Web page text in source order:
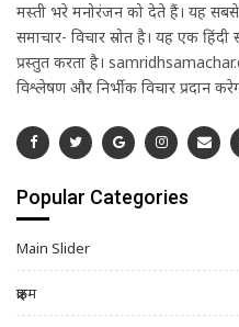
मस्ती भरे मनोरंजन को देते हैं। यह
समाचार- विचार स्रोत है। यह एक हिंदी
प्रस्तुत करता है।
विश्लेषण और निर्भीक विचार प्रदान
Popular Categories
Main Slider
क्राइम